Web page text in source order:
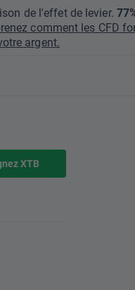
de l'effet de levier.
comment les CFD
argent.
XTB